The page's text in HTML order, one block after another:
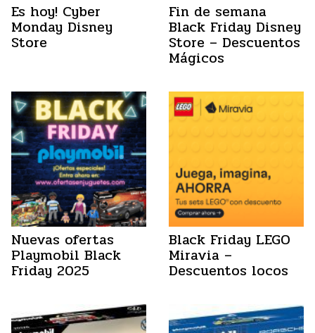
Es hoy! Cyber
Monday Disney
Store
Fin de semana
Black Friday Disney
Store – Descuentos
Mágicos
Nuevas ofertas
Playmobil Black
Friday 2025
Black Friday LEGO
Miravia –
Descuentos locos